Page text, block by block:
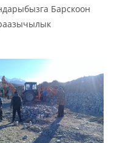
Барскоон